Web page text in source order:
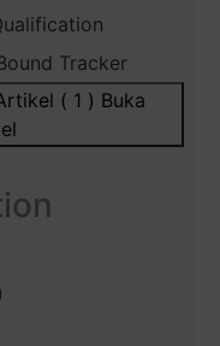
Tracker
( 1 ) Buka